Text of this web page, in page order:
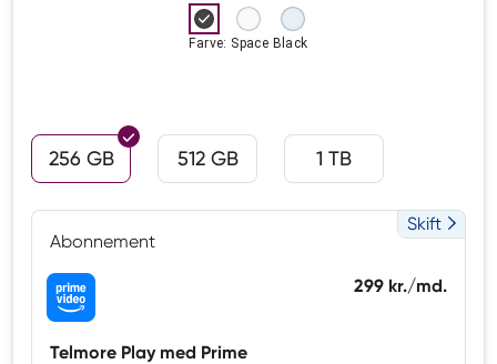
Farve: Space Black
256 GB 512 GB 1 TB
Abonnement
Skift
Telmore Play med Prime
299 kr./md.